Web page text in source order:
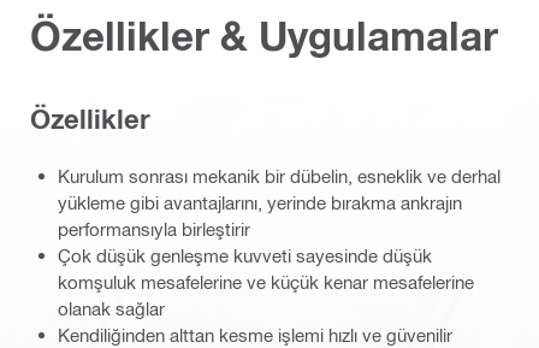
Özellikler & Uygulamalar
Özellikler
Kurulum sonrası mekanik bir dübelin, esneklik ve derhal
yükleme gibi avantajlarını, yerinde bırakma ankrajın
performansıyla birleştirir
Çok düşük genleşme kuvveti sayesinde düşük
komşuluk mesafelerine ve küçük kenar mesafelerine
olanak sağlar
Kendiliğinden alttan kesme işlemi hızlı ve güvenilir